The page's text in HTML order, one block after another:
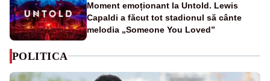
Moment emoționant la Untold. Lewis
Capaldi a făcut tot stadionul să cânte
melodia „Someone You Loved”
POLITICA